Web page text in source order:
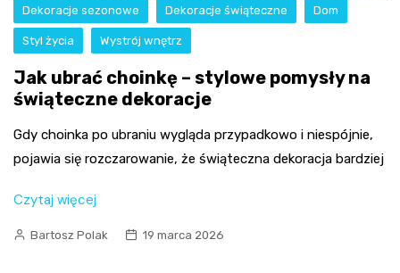
Dekoracje sezonowe Dekoracje świąteczne Dom
Styl życia Wystrój wnętrz
Jak ubrać choinkę – stylowe pomysły na
świąteczne dekoracje
Gdy choinka po ubraniu wygląda przypadkowo i niespójnie,
pojawia się rozczarowanie, że świąteczna dekoracja bardziej
Czytaj więcej
Bartosz Polak 19 marca 2026